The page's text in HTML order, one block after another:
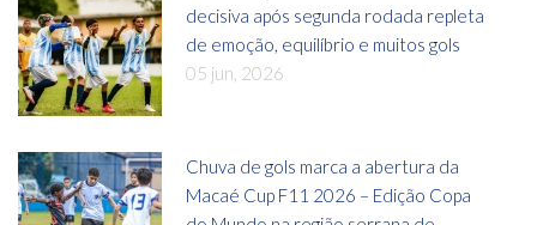
decisiva após segunda rodada repleta
de emoção, equilíbrio e muitos gols
05 jun, 2026
Chuva de gols marca a abertura da
Macaé Cup F11 2026 – Edição Copa